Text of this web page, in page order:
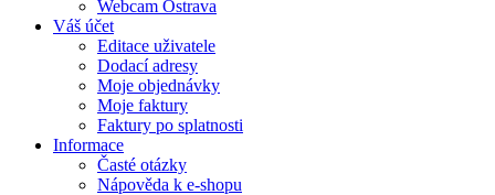
Webcam Ostrava
Váš účet
Editace uživatele
Dodací adresy
Moje objednávky
Moje faktury
Faktury po splatnosti
Informace
Časté otázky
Nápověda k e-shopu